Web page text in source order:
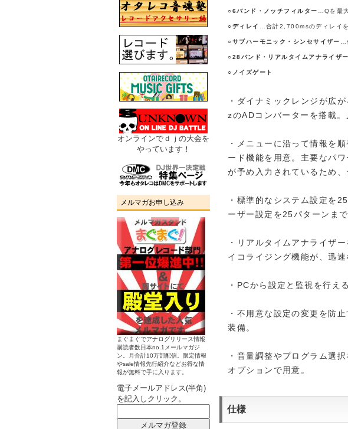
オンラインでｄｊの大会を
やっています！
メルマガお申し込み
まぐまぐでアナログリリース情報
購読者数日本no.1メールマガジ
ン。月合計10万部配信。限定情報
やsale情報先行紹介などお得な情
報が無料で手に入ります。
電子メールアドレス(半角)
を記入しクリック。
○6バンド・ノッチフィルター …Qを最
○ディレイ …合計2,700msのディレイ
○サブハーモニック・シンセサイザー …
○28バンド・リアルタイムアナライザー
○ ノイズゲート
・ダイナミックレンジが広
zのADコンバーターを搭載
・メニューに沿って情報を
ード機能を用意。主要なパ
が予め入力されているため
・標準的なシステム設定を
ーザー設定を25パターンまで
・リアルタイムアナライザ
イコライジング機能が、迅速
・PCから設定と監視を行え
・不用意な設定の変更を防
装備。
・音量調整やプログラム選
オプションで用意。
仕様